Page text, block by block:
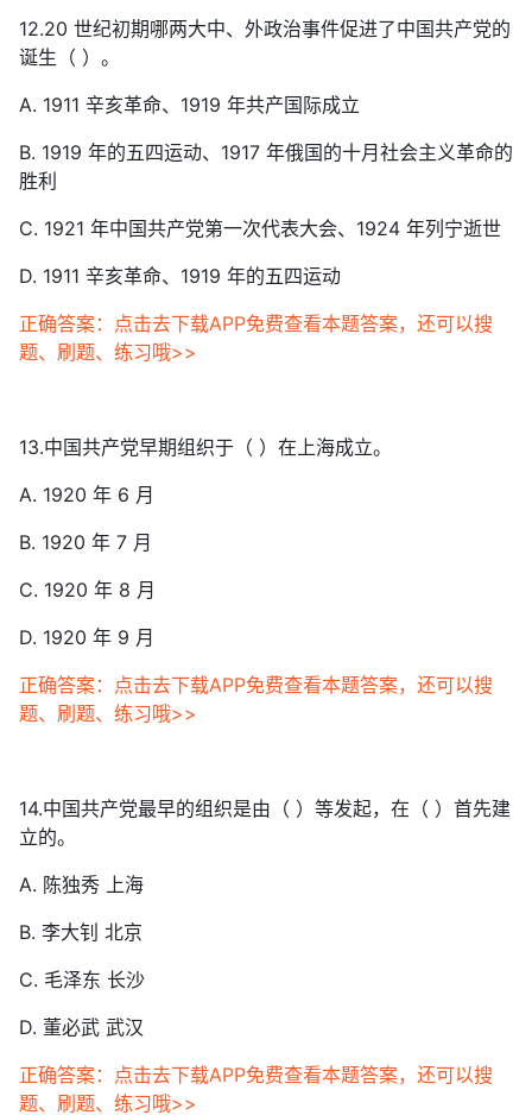
12.20 世纪初期哪两大中、外政治事件促进了中国共产党的
诞生（ ）。
A. 1911 辛亥革命、1919 年共产国际成立
B. 1919 年的五四运动、1917 年俄国的十月社会主义革命的
胜利
C. 1921 年中国共产党第一次代表大会、1924 年列宁逝世
D. 1911 辛亥革命、1919 年的五四运动
正确答案：点击去下载APP免费查看本题答案，还可以搜
题、刷题、练习哦>>
13.中国共产党早期组织于（ ）在上海成立。
A. 1920 年 6 月
B. 1920 年 7 月
C. 1920 年 8 月
D. 1920 年 9 月
正确答案：点击去下载APP免费查看本题答案，还可以搜
题、刷题、练习哦>>
14.中国共产党最早的组织是由（ ）等发起，在（ ）首先建
立的。
A. 陈独秀 上海
B. 李大钊 北京
C. 毛泽东 长沙
D. 董必武 武汉
正确答案：点击去下载APP免费查看本题答案，还可以搜
题、刷题、练习哦>>